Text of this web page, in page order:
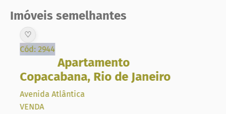
Imóveis semelhantes
Cód: 2944
Apartamento
Copacabana,Rio de Janeiro
Avenida Atlântica
VENDA